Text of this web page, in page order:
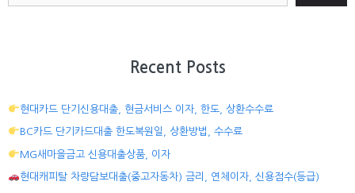
Recent Posts
현대카드 단기신용대출, 현금서비스 이자, 한도, 상환수수료
BC카드 단기카드대출 한도복원일, 상환방법, 수수료
MG새마을금고 신용대출상품, 이자
현대캐피탈 차량담보대출(중고자동차) 금리, 연체이자, 신용점수(등급)